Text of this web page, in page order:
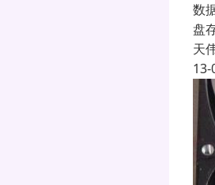
数
盘
天
13-